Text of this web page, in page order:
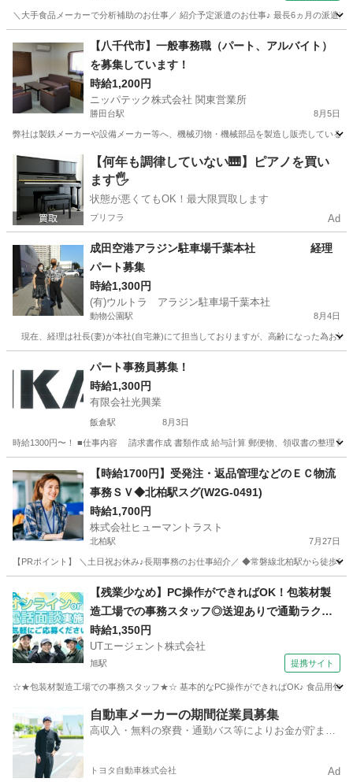
＼大手食品メーカーで分析補助のお仕事／ 紹介予定派遣のお仕事♪ 最長6ヵ月の派遣
銚子駅 その他
【八千代市】一般事務職（パート、アルバイト）
を募集しています！
時給1,200円
ニッパテック株式会社 関東営業所
勝田台駅 8月5日
弊社は製鉄メーカーや設備メーカー等へ、機械刃物・機械部品を製造し販売している
千葉 八千代市 勝田台駅 一般事務 パート
【何年も調律していない🎹】ピアノを買い
ます🖐️
状態が悪くてもOK！最大限買取します
プリフラ Ad
成田空港アラジン駐車場千葉本社 経理
パート募集
時給1,300円
(有)ウルトラ アラジン駐車場千葉本社
動物公園駅 8月4日
現在、経理は社長(妻)が本社(自宅兼)にて担当しておりますが、高齢になった為お
動物公園駅 会計
パート事務員募集！
時給1,300円
有限会社光興業
飯倉駅 8月3日
時給1300円〜！ ■仕事内容 請求書作成 書類作成 給与計算 郵便物、領収書の整理 問
飯倉駅 一般事務 事務員
【時給1700円】受発注・返品管理などのＥＣ物流
事務ＳＶ◆北柏駅スグ(W2G-0491)
時給1,700円
株式会社ヒューマントラスト
北柏駅 7月27日
【PRポイント】 ＼土日祝お休み♪長期事務のお仕事紹介／ ◆常磐線北柏駅から徒歩
北柏駅 一般事務 ヒューマントラスト
【残業少なめ】PC操作ができればOK！包装材製
造工場での事務スタッフ◎送迎ありで通勤ラクラ
ク！
時給1,350円
UTエージェント株式会社
旭駅 提携サイト
☆★包装材製造工場での事務スタッフ★☆ 基本的なPC操作ができればOK♪ 食品用包
旭駅 一般事務
自動車メーカーの期間従業員募集
高収入・無料の寮費・通勤バス等によりお金が貯まり
トヨタ自動車株式会社 Ad